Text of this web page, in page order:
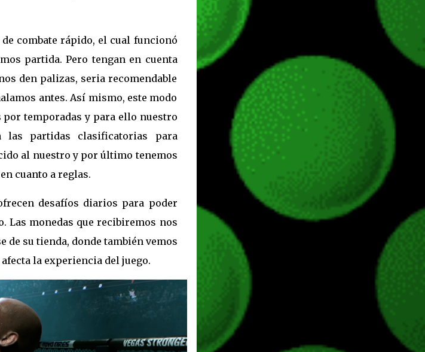
combate rápido, el cual funcionó
partida. Pero tengan en cuenta
den palizas, seria recomendable
antes. Así mismo, este modo
temporadas y para ello nuestro
las partidas clasificatorias para
al nuestro y por último tenemos
cuanto a reglas.
desafíos diarios para poder
Las monedas que recibiremos nos
su tienda, donde también vemos
la experiencia del juego.
hace más de un año, juegos como Fortnite,
Apex Legends, Halo Infinite, entre muchos
otros dejaron de pedir cualquier tipo de
suscripción de pago para ser jugados desde
Xbox One o Xbox Series. JUEGOS
GRATUITOS EN XBOX SERIES Gracias a la
retrocompatibilidad podremos jugar todo lo
que y...